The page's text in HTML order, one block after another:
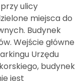
ulicy
miejsca do
Budynek
Wejście główne
Urzędu
budynek
jest